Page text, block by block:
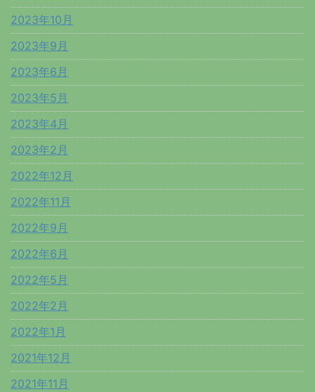
2023年10月
2023年9月
2023年6月
2023年5月
2023年4月
2023年2月
2022年12月
2022年11月
2022年9月
2022年6月
2022年5月
2022年2月
2022年1月
2021年12月
2021年11月